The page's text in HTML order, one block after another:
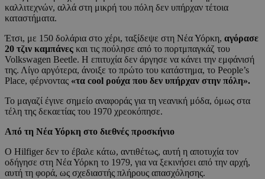
καλλιτεχνών, αλλά στη μικρή του πόλη δεν υπήρχαν τέτοια
καταστήματα.
Έτσι, με 150 δολάρια στο χέρι, ταξίδεψε στη Νέα Υόρκη, αγόρασε
20 τζιν καμπάνες και τις πούλησε από το πορτμπαγκάζ του
Volkswagen Beetle. Η επιτυχία δεν άργησε να κάνει την εμφάνισή
της. Λίγο αργότερα, άνοιξε το πρώτο του κατάστημα, το People’s
Place, φέρνοντας «τα cool ρούχα που δεν υπήρχαν στην πόλη».
Το μαγαζί έγινε σημείο αναφοράς για τη νεανική μόδα, όμως στα
τέλη της δεκαετίας του 1970 χρεοκόπησε.
Από τη Νέα Υόρκη στο διεθνές προσκήνιο
Ο Hilfiger δεν το έβαλε κάτω, αντιθέτως, αυτή η αποτυχία τον
οδήγησε στη Νέα Υόρκη το 1979, για να ξεκινήσει από την αρχή,
αυτή τη φορά, ως σχεδιαστής πλήρους απασχόλησης.